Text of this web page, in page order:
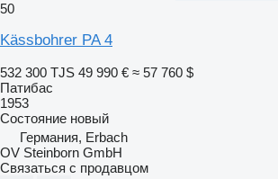
50
Kässbohrer PA 4
532 300 TJS 49 990 € ≈ 57 760 $
Патибас
1953
Состояние новый
Германия, Erbach
OV Steinborn GmbH
Связаться с продавцом